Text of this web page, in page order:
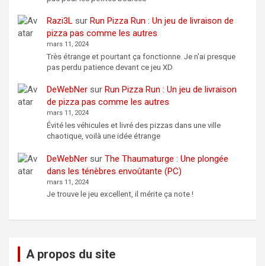
Razi3Lsur Run Pizza Run : Un jeu de livraison de
pizza pas comme les autres
mars 11, 2024
Très étrange et pourtant ça fonctionne. Je n'ai presque
pas perdu patience devant ce jeu XD
DeWebNersur Run Pizza Run : Un jeu de livraison
de pizza pas comme les autres
mars 11, 2024
Évité les véhicules et livré des pizzas dans une ville
chaotique, voilà une idée étrange
DeWebNersur The Thaumaturge : Une plongée
dans les ténèbres envoûtante (PC)
mars 11, 2024
Je trouve le jeu excellent, il mérite ça note !
A propos du site